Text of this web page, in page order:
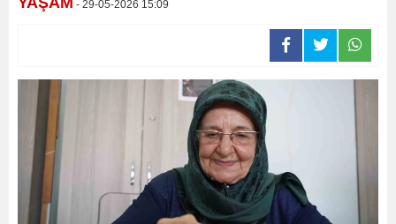
- 29-05-2026 15:09